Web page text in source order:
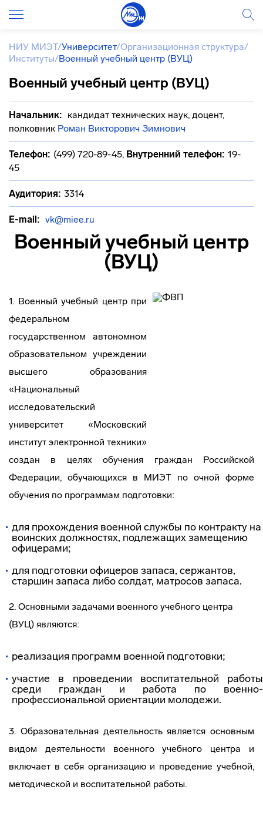
НИУ МИЭТ/Университет/Организационная структура/
Институты/Военный учебный центр (ВУЦ)
Военный учебный центр (ВУЦ)
Начальник: кандидат технических наук, доцент,
полковник Роман Викторович Зимнович
Телефон: (499) 720-89-45, Внутренний телефон: 19-
45
Аудитория: 3314
E-mail: vk@miee.ru
Военный учебный центр
(ВУЦ)
1. Военный учебный центр при
федеральном
государственном автономном
образовательном учреждении
высшего образования
«Национальный
исследовательский
университет «Московский
институт электронной техники»
создан в целях обучения граждан Российской
Федерации, обучающихся в МИЭТ по очной форме
обучения по программам подготовки:
для прохождения военной службы по контракту на
воинских должностях, подлежащих замещению
офицерами;
для подготовки офицеров запаса, сержантов,
старшин запаса либо солдат, матросов запаса.
2. Основными задачами военного учебного центра
(ВУЦ) являются:
реализация программ военной подготовки;
участие в проведении воспитательной работы
среди граждан и работа по военно-
профессиональной ориентации молодежи.
3. Образовательная деятельность является основным
видом деятельности военного учебного центра и
включает в себя организацию и проведение учебной,
методической и воспитательной работы.